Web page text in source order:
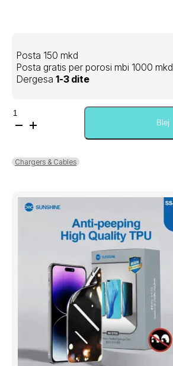
Posta 150 mkd
Posta gratis per porosi mbi 1000 mkd
Dergesa 1-3 dite
Sasi
Xiaomi
&
Usb-
Blej
Chargers & Cables